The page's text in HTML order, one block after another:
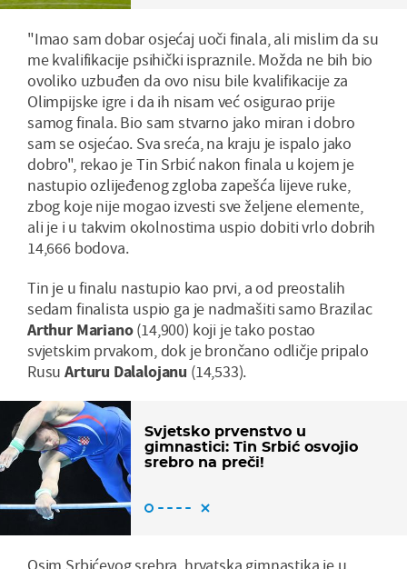
"Imao sam dobar osjećaj uoči finala, ali mislim da su
me kvalifikacije psihički ispraznile. Možda ne bih bio
ovoliko uzbuđen da ovo nisu bile kvalifikacije za
Olimpijske igre i da ih nisam već osigurao prije
samog finala. Bio sam stvarno jako miran i dobro
sam se osjećao. Sva sreća, na kraju je ispalo jako
dobro", rekao je Tin Srbić nakon finala u kojem je
nastupio ozlijeđenog zgloba zapešća lijeve ruke,
zbog koje nije mogao izvesti sve željene elemente,
ali je i u takvim okolnostima uspio dobiti vrlo dobrih
14,666 bodova.
Tin je u finalu nastupio kao prvi, a od preostalih
sedam finalista uspio ga je nadmašiti samo Brazilac
Arthur Mariano(14,900) koji je tako postao
svjetskim prvakom, dok je brončano odličje pripalo
RusuArturu Dalalojanu (14,533).
Svjetsko prvenstvo u
gimnastici: Tin Srbić osvojio
srebro na preči!
Osim Srbićevog srebra, hrvatska gimnastika je u